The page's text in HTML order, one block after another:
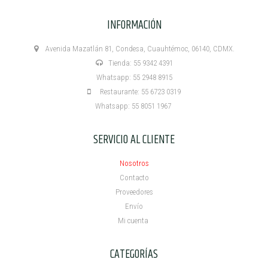
INFORMACIÓN
Avenida Mazatlán 81, Condesa, Cuauhtémoc, 06140, CDMX.
Tienda: 55 9342 4391
Whatsapp: 55 2948 8915
Restaurante: 55 6723 0319
Whatsapp: 55 8051 1967
SERVICIO AL CLIENTE
Nosotros
Contacto
Proveedores
Envío
Mi cuenta ​
CATEGORÍAS